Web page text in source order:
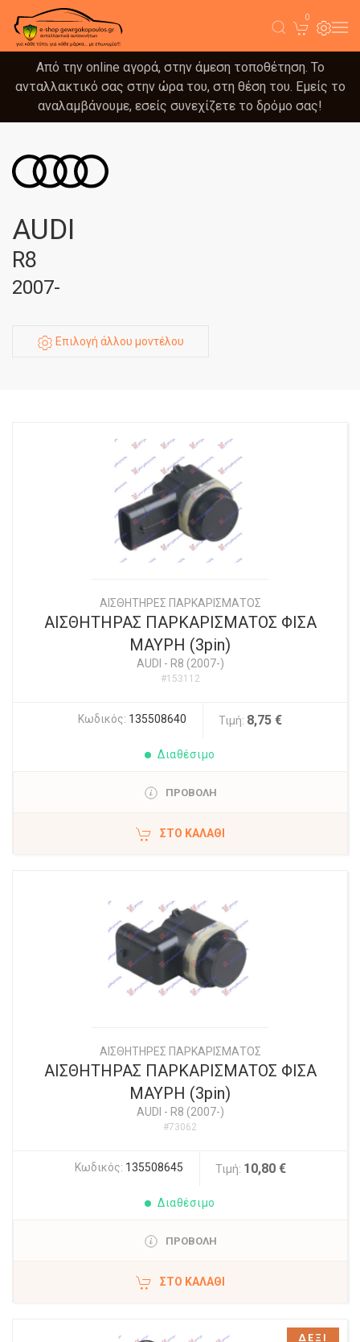
0
Από την online αγορά, στην άμεση τοποθέτηση. Το
ανταλλακτικό σας στην ώρα του, στη θέση του. Εμείς το
αναλαμβάνουμε, εσείς συνεχίζετε το δρόμο σας!
AUDI
R8
2007-
Επιλογή άλλου μοντέλου
ΑΙΣΘΗΤΗΡΕΣ ΠΑΡΚΑΡΙΣΜΑΤΟΣ
ΑΙΣΘΗΤΗΡΑΣ ΠΑΡΚΑΡΙΣΜΑΤΟΣ ΦΙΣΑ
ΜΑΥΡΗ (3pin)
AUDI - R8 (2007-)
#153112
Κωδικός: 135508640 Τιμή: 8,75 €
Διαθέσιμο
ΠΡΟΒΟΛΗ
ΣΤΟ ΚΑΛΆΘΙ
ΑΙΣΘΗΤΗΡΕΣ ΠΑΡΚΑΡΙΣΜΑΤΟΣ
ΑΙΣΘΗΤΗΡΑΣ ΠΑΡΚΑΡΙΣΜΑΤΟΣ ΦΙΣΑ
ΜΑΥΡΗ (3pin)
AUDI - R8 (2007-)
#73062
Κωδικός: 135508645 Τιμή: 10,80 €
Διαθέσιμο
ΠΡΟΒΟΛΗ
ΣΤΟ ΚΑΛΆΘΙ
ΔΕΞΙ